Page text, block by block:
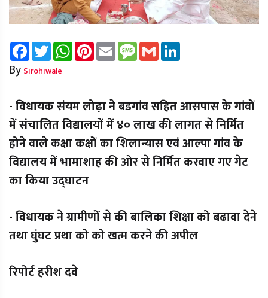
FacebookTwitterWhatsAppPinterest
Email Message
Gmail
By Sirohiwale
- विधायक संयम लोढ़ा ने बडगांव सहित आसपास के गांवों
में संचालित विद्यालयों में ४० लाख की लागत से निर्मित
होने वाले कक्षा कक्षों का शिलान्यास एवं आल्पा गांव के
विद्यालय में भामाशाह की ओर से निर्मित करवाए गए गेट
का किया उद्घाटन
- विधायक ने ग्रामीणों से की बालिका शिक्षा को बढावा देने
तथा घुंघट प्रथा को को खत्म करने की अपील
रिपोर्ट हरीश दवे